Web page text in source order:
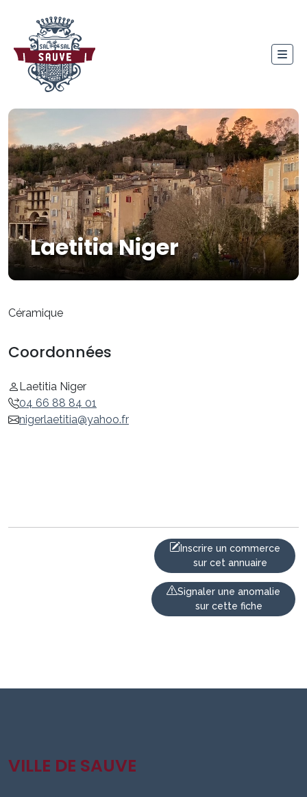
Laetitia Niger
Céramique
Coordonnées
Laetitia Niger
04 66 88 84 01
nigerlaetitia@yahoo.fr
Inscrire un commerce
sur cet annuaire
Signaler une anomalie
sur cette fiche
VILLE DE SAUVE